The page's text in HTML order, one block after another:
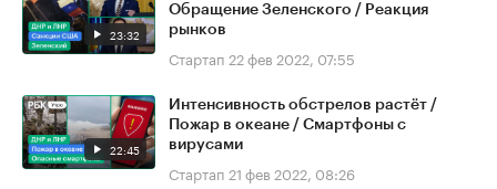
23:32
Обращение Зеленского / Реакция
рынков
Стартап 22 фев 2022, 07:55
22:45
Интенсивность обстрелов растёт /
Пожар в океане / Смартфоны с
вирусами
Стартап 21 фев 2022, 08:26